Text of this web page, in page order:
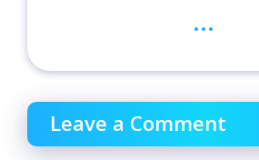
...
Leave a Comment